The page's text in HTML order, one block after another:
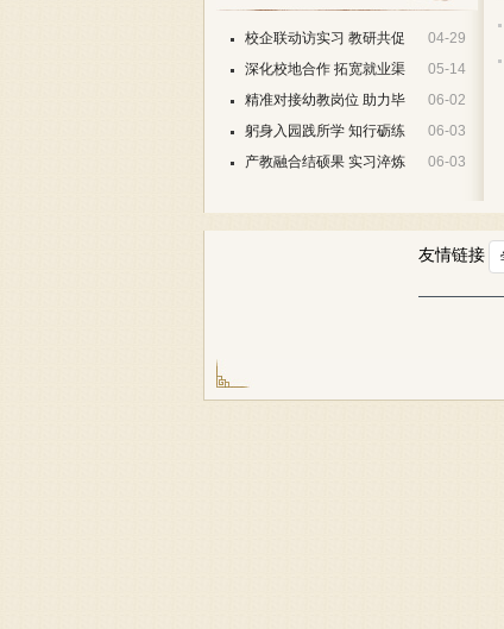
04-29
校企联动访实习 教研共促
育新人
05-14
深化校地合作 拓宽就业渠
道——教育系赴呼和浩特市、包头…
06-02
精准对接幼教岗位 助力毕
业生就业——教育系赴通辽市开展…
06-03
躬身入园践所学 知行砺练
促成长—2025级学前教育专业顺利…
06-03
产教融合结硕果 实习淬炼
友情链接